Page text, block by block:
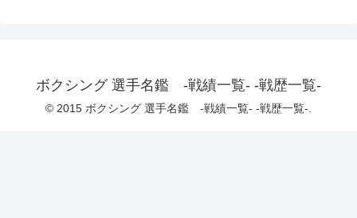
ボクシング 選手名鑑 -戦績一覧- -戦歴一覧-
© 2015 ボクシング 選手名鑑 -戦績一覧- -戦歴一覧-.